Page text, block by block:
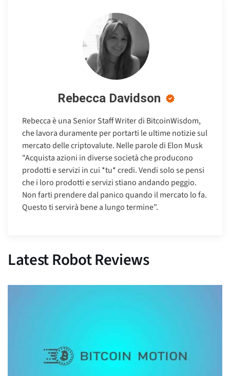
Rebecca Davidson
Rebecca è una Senior Staff Writer di BitcoinWisdom,
che lavora duramente per portarti le ultime notizie sul
mercato delle criptovalute. Nelle parole di Elon Musk
"Acquista azioni in diverse società che producono
prodotti e servizi in cui *tu* credi. Vendi solo se pensi
che i loro prodotti e servizi stiano andando peggio.
Non farti prendere dal panico quando il mercato lo fa.
Questo ti servirà bene a lungo termine”.
Latest Robot Reviews